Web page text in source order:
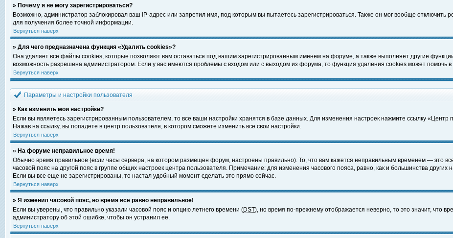
» Почему я не могу зарегистрироваться?
Возможно, администратор заблокировал ваш IP-адрес или запретил имя, под которым вы пытаетесь зарегистрироваться. Также он мог вообще отключить
для получения более точной информации.
Вернуться наверх
» Для чего предназначена функция «Удалить cookies»?
Она удаляет все файлы cookies, которые позволяют вам оставаться под вашим зарегистрированным именем на форуме, а также выполняет другие
возможность разрешена администратором. Если у вас имеются проблемы с входом или с выходом из форума, то функция удаления cookies может помочь
Вернуться наверх
Параметры и настройки пользователя
» Как изменить мои настройки?
Если вы являетесь зарегистрированным пользователем, то все ваши настройки хранятся в базе данных. Для изменения настроек нажмите ссылку
Нажав на ссылку, вы попадете в центр пользователя, в котором сможете изменить все свои настройки.
Вернуться наверх
» На форуме неправильное время!
Обычно время правильное (если часы сервера, на котором размещен форум, настроены правильно). То, что вам кажется неправильным временем — это
часовой пояс на другой пояс в группе общих настроек центра пользователя. Примечание: для изменения часового пояса, равно, как и большинства
Если вы все еще не зарегистрированы, то настал удобный момент сделать это прямо сейчас.
Вернуться наверх
» Я изменил часовой пояс, но время все равно неправильное!
Если вы уверены, что правильно указали часовой пояс и опцию летнего времени (DST), но время по-прежнему отображается неверно, то это значит, что
администратору об этой ошибке, чтобы он устранил ее.
Вернуться наверх